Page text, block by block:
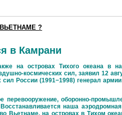
?
в Камрани
островах Тихого океана в
космических сил, заявил 12
России (1991−1998) генерал
перевооружение, оборонно-
наша